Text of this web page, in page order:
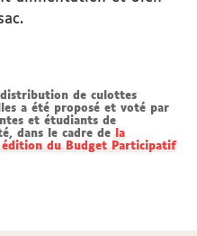
de culottes
a été proposé et voté par
et étudiants de
dans le cadre de
la
du Budget Participatif